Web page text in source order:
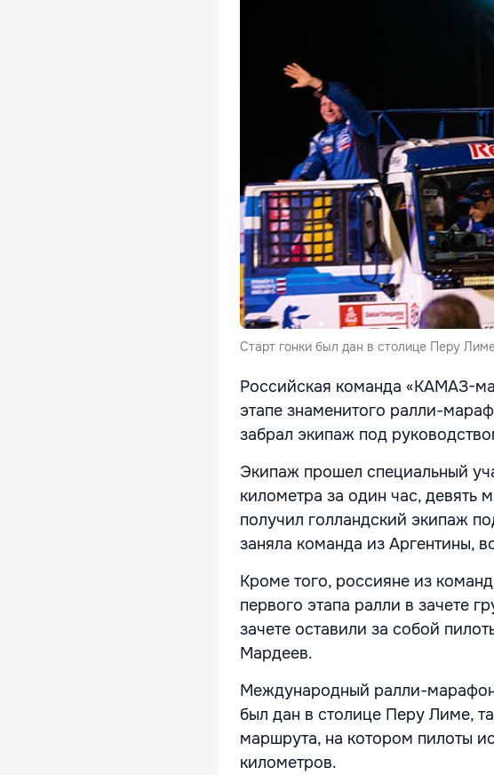
Старт гонки был дан в столице Перу
Российская команда «КАМАЗ-
этапе знаменитого ралли-
забрал экипаж под
Экипаж прошел специальный
километра за один час, девять
получил голландский экипаж
заняла команда из Аргентины,
Кроме того, россияне из
первого этапа ралли в зачете
зачете оставили за собой
Мардеев.
Международный ралли-марафон
был дан в столице Перу Лиме,
маршрута, на котором пилоты
километров.